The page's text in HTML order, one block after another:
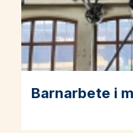
Barnarbete i
Läs mer om Barnarbete i